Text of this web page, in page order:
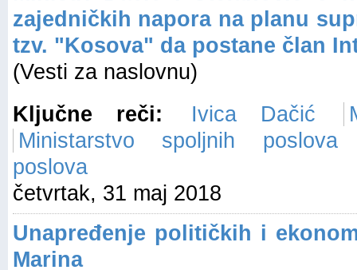
zajedničkih napora na planu
tzv. "Kosova" da postane član
(Vesti za naslovnu)
Ključne reči:
Ivica Dačić
Ministarstvo spoljnih poslova
poslova
četvrtak, 31 maj 2018
Unapređenje političkih i
Marina